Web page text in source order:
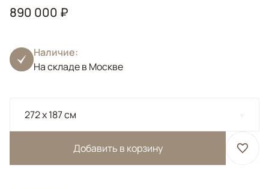
890 000 ₽
Наличие:
На складе в Москве
272 x 187 см
Добавить в корзину